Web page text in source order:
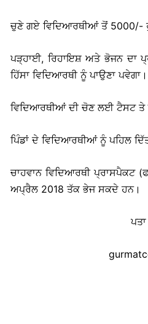
ਚੁਣੇ ਗਏ ਵਿਦਿਆਰਥੀਆਂ ਤੋਂ 5000/-
ਪੜ੍ਹਾਈ, ਰਿਹਾਇਸ਼ ਅਤੇ ਭੋਜਨ ਦਾ
ਹਿੱਸਾ ਵਿਦਿਆਰਥੀ ਨੂੰ ਪਾਉਣਾ
ਵਿਦਿਆਰਥੀਆਂ ਦੀ ਚੋਣ ਲਈ ਟੈਸਟ ਤੇ
ਪਿੰਡਾਂ ਦੇ ਵਿਦਿਆਰਥੀਆਂ ਨੂੰ ਪਹਿਲ
ਚਾਹਵਾਨ ਵਿਦਿਆਰਥੀ ਪ੍ਰਾਸਪੈਕਟ
ਅਪ੍ਰੈਲ 2018 ਤੱਕ ਭੇਜ ਸਕਦੇ ਹਨ।